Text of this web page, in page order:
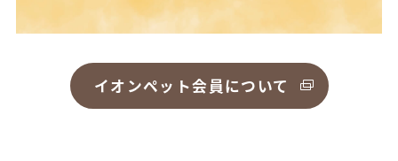
イオンペット会員について